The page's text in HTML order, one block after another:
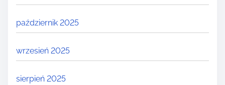
październik 2025
wrzesień 2025
sierpień 2025